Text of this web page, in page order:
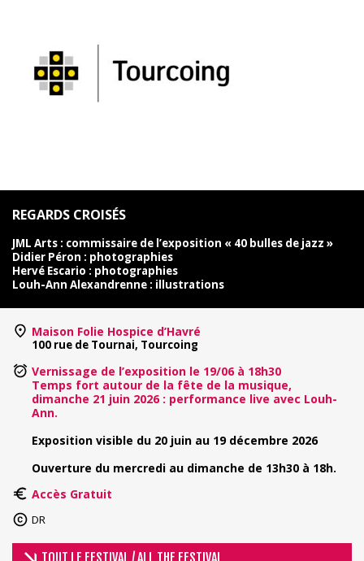
REGARDS CROISÉS
JML Arts : commissaire de l’exposition « 40 bulles de jazz »
Didier Péron : photographies
Hervé Escario : photographies
Louh-Ann Alexandrenne : illustrations
Maison Folie Hospice d’Havré
100 rue de Tournai, Tourcoing
Vernissage de l’exposition le 19/06 à 18h30
Temps fort autour de la fête de la musique,
dimanche 21 juin 2026 : performance live avec Louh-
Ann.
Exposition visible du 20 juin au 19 décembre 2026
Ouverture du mercredi au dimanche de 13h30 à 18h.
Accès Gratuit
DR
TOUT LE FESTIVAL / ALL THE FESTIVAL